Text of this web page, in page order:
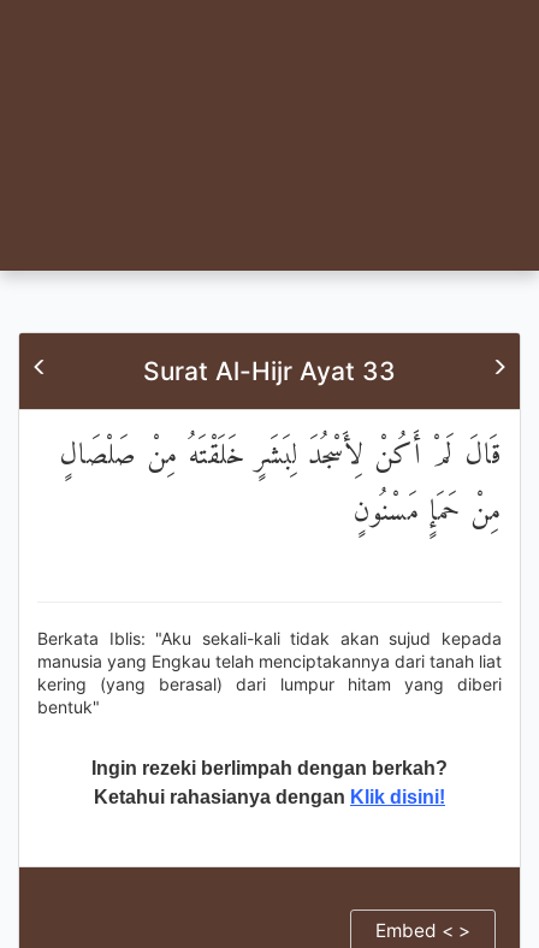
Surat Al-Hijr Ayat 33
قَالَ لَمْ أَكُنْ لِأَسْجُدَ لِبَشَرٍ خَلَقْتَهُ مِنْ صَلْصَالٍ
مِنْ حَمَإٍ مَسْنُونٍ
Berkata Iblis: "Aku sekali-kali tidak akan sujud kepada
manusia yang Engkau telah menciptakannya dari tanah liat
kering (yang berasal) dari lumpur hitam yang diberi
bentuk"
Ingin rezeki berlimpah dengan berkah?
Ketahui rahasianya dengan Klik disini!
Embed < >